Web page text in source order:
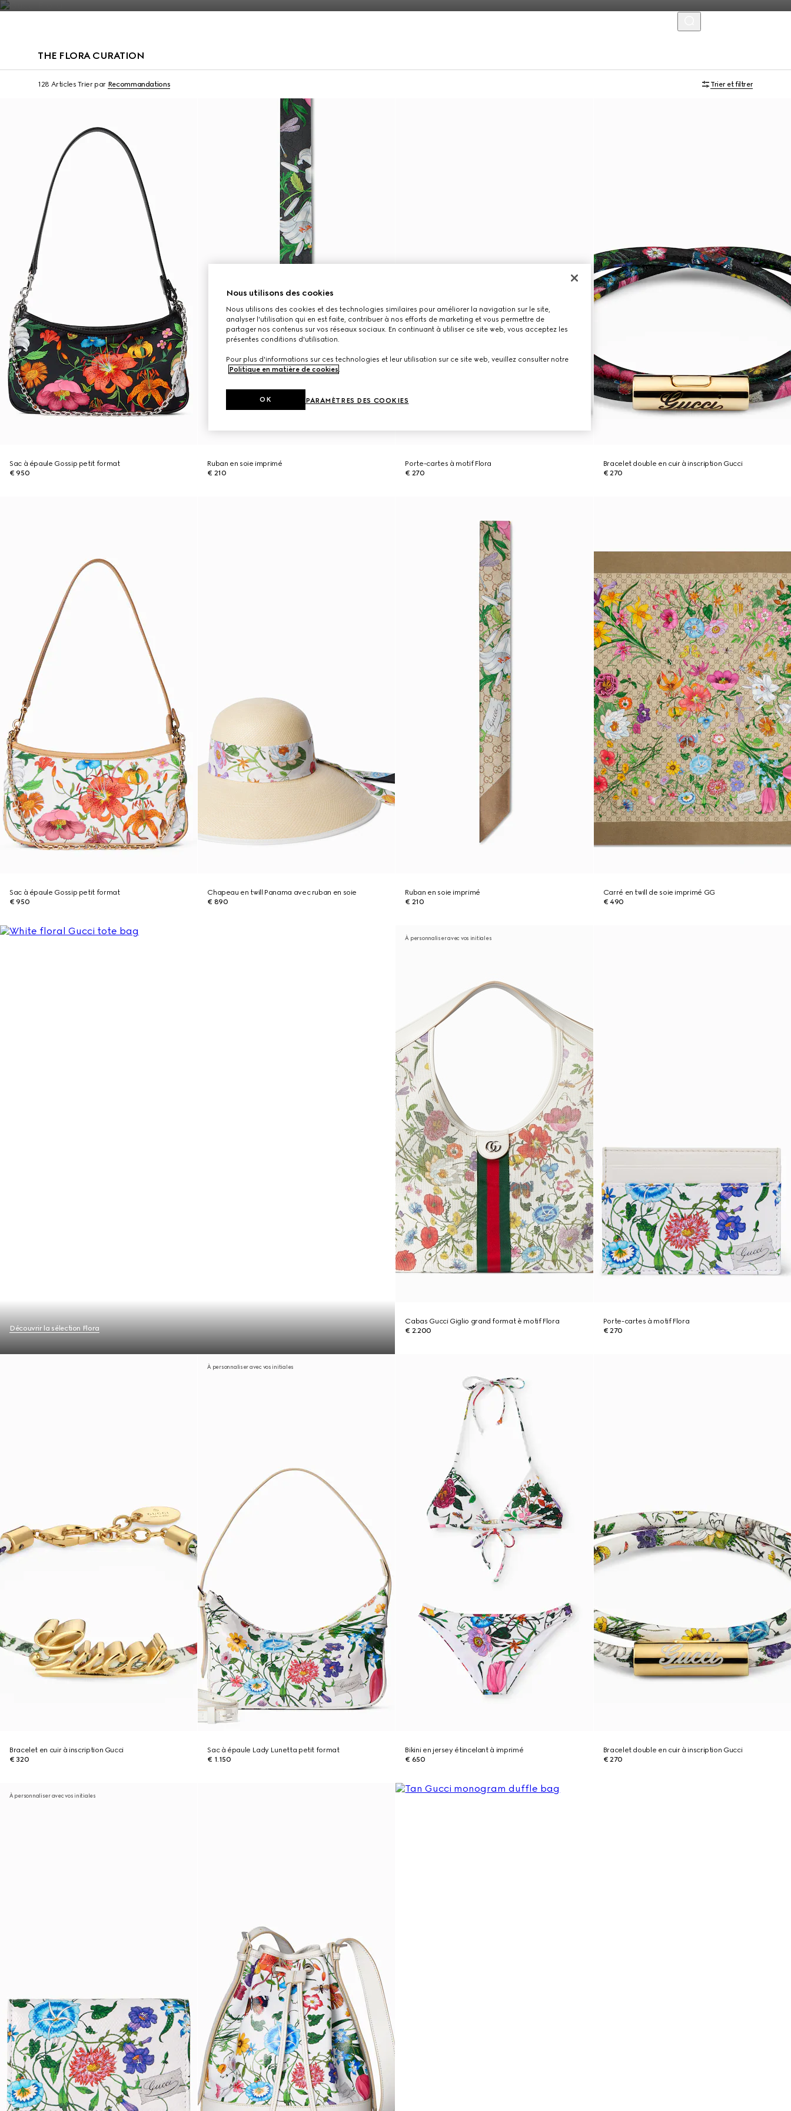
THE FLORA CURATION
128 Articles Trier par Recommandations Trier et filtrer
Sac à épaule Gossip petit format
€ 950
Ruban en soie imprimé
€ 210
Porte-cartes à motif Flora
€ 270
Bracelet double en cuir à inscription Gucci
€ 270
Sac à épaule Gossip petit format
€ 950
Chapeau en twill Panama avec ruban en soie
€ 890
Ruban en soie imprimé
€ 210
Carré en twill de soie imprimé GG
€ 490
Découvrir la sélection Flora
À personnaliser avec vos initiales
Cabas Gucci Giglio grand format è motif Flora
€ 2.200
Porte-cartes à motif Flora
€ 270
Bracelet en cuir à inscription Gucci
€ 320
À personnaliser avec vos initiales
Sac à épaule Lady Lunetta petit format
€ 1.150
Bikini en jersey étincelant à imprimé
€ 650
Bracelet double en cuir à inscription Gucci
€ 270
À personnaliser avec vos initiales
Nous utilisons des cookies
Nous utilisons des cookies et des technologies similaires pour améliorer la navigation sur le site,
analyser l'utilisation qui en est faite, contribuer à nos efforts de marketing et vous permettre de
partager nos contenus sur vos réseaux sociaux. En continuant à utiliser ce site web, vous acceptez les
présentes conditions d'utilisation.
Pour plus d'informations sur ces technologies et leur utilisation sur ce site web, veuillez consulter notre
Politique en matière de cookies.
PARAMÈTRES DES COOKIES
OK